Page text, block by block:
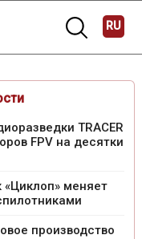
RU
TRACER
FPV на десятки
«Циклоп» меняет
производство